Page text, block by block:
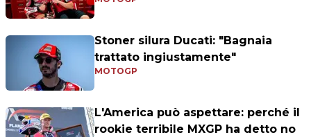
Stoner silura Ducati: "Bagnaia
trattato ingiustamente"
MOTOGP
L'America può aspettare: perché il
rookie terribile MXGP ha detto no